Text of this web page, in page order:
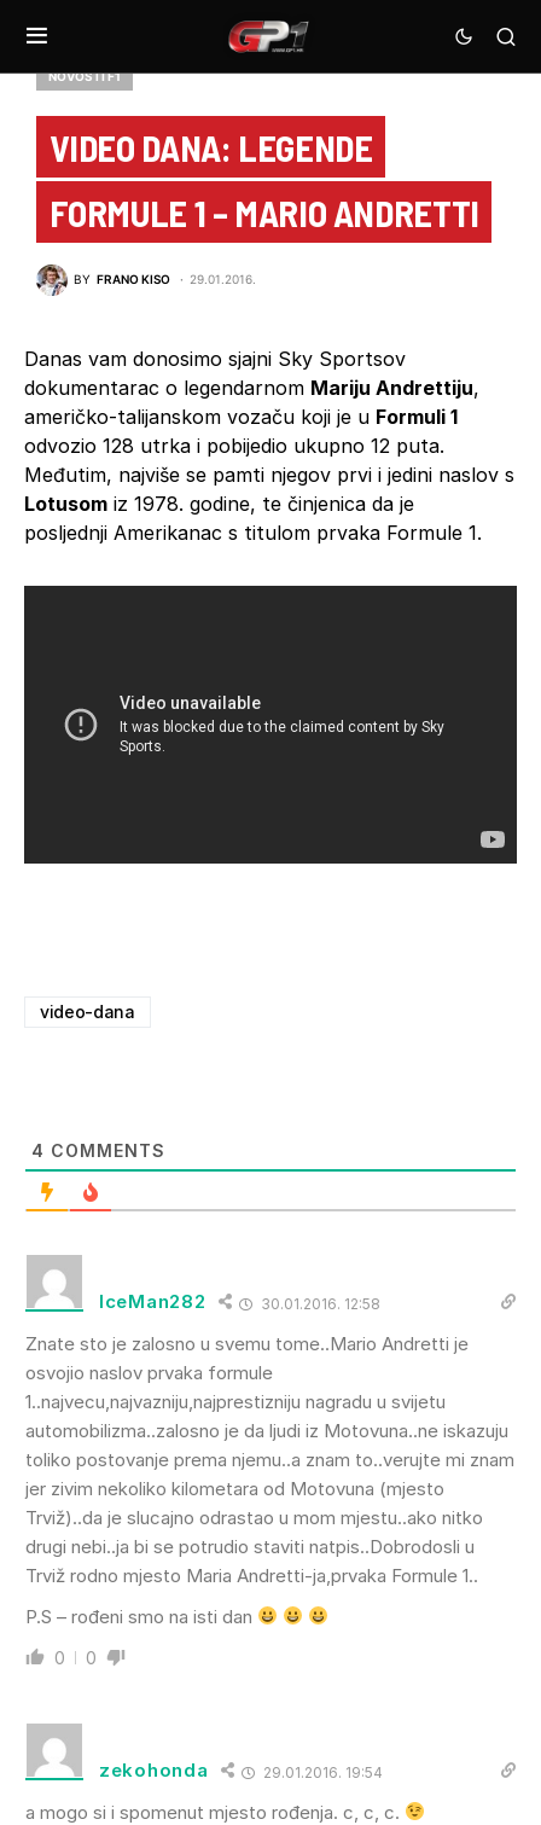
NOVOSTI F1
VIDEO DANA: LEGENDE
FORMULE 1 – MARIO ANDRETTI
BY FRANO KISO 29.01.2016.
Danas vam donosimo sjajni Sky Sportsov
dokumentarac o legendarnom Mariju Andrettiju,
američko-talijanskom vozaču koji je u Formuli 1
odvozio 128 utrka i pobijedio ukupno 12 puta.
Međutim, najviše se pamti njegov prvi i jedini naslov s
Lotusom iz 1978. godine, te činjenica da je
posljednji Amerikanac s titulom prvaka Formule 1.
video-dana
4 COMMENTS
IceMan282 30.01.2016. 12:58
Znate sto je zalosno u svemu tome..Mario Andretti je
osvojio naslov prvaka formule
1..najvecu,najvazniju,najprestizniju nagradu u svijetu
automobilizma..zalosno je da ljudi iz Motovuna..ne iskazuju
toliko postovanje prema njemu..a znam to..verujte mi znam
jer zivim nekoliko kilometara od Motovuna (mjesto
Trviž)..da je slucajno odrastao u mom mjestu..ako nitko
drugi nebi..ja bi se potrudio staviti natpis..Dobrodosli u
Trviž rodno mjesto Maria Andretti-ja,prvaka Formule 1..
P.S – rođeni smo na isti dan
0 0
zekohonda 29.01.2016. 19:54
a mogo si i spomenut mjesto rođenja. c, c, c.